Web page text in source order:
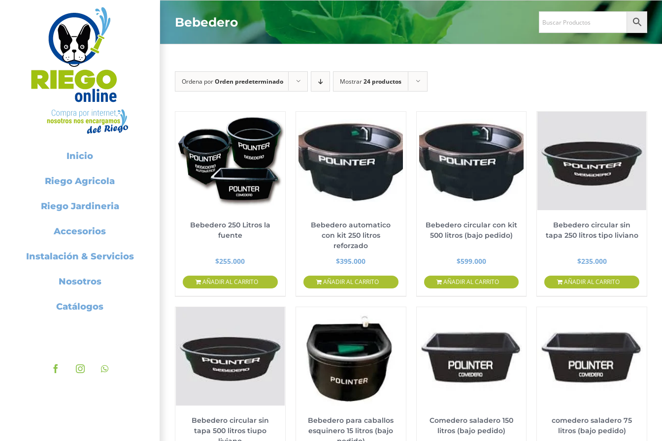
Inicio
Riego Agricola
Riego Jardineria
Accesorios
Instalación & Servicios
Nosotros
Catálogos
FacebookInstagramWhatsApp
Bebedero
Ordena porOrden predeterminado Mostrar24 productos
Bebedero 250 Litros la
fuente
$255.000
AÑADIR AL CARRITO
Bebedero automatico
con kit 250 litros
reforzado
$395.000
AÑADIR AL CARRITO
Bebedero circular con kit
500 litros (bajo pedido)
$599.000
AÑADIR AL CARRITO
Bebedero circular sin
tapa 250 litros tipo liviano
$235.000
AÑADIR AL CARRITO
Bebedero circular sin
tapa 500 litros tiupo
Bebedero para caballos
esquinero 15 litros (bajo
Comedero saladero 150
litros (bajo pedido)
comedero saladero 75
litros (bajo pedido)